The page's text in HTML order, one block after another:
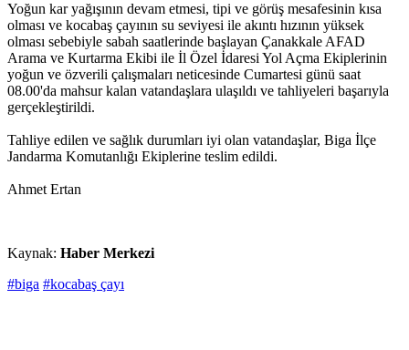
Yoğun kar yağışının devam etmesi, tipi ve görüş mesafesinin kısa
olması ve kocabaş çayının su seviyesi ile akıntı hızının yüksek
olması sebebiyle sabah saatlerinde başlayan Çanakkale AFAD
Arama ve Kurtarma Ekibi ile İl Özel İdaresi Yol Açma Ekiplerinin
yoğun ve özverili çalışmaları neticesinde Cumartesi günü saat
08.00'da mahsur kalan vatandaşlara ulaşıldı ve tahliyeleri başarıyla
gerçekleştirildi.
Tahliye edilen ve sağlık durumları iyi olan vatandaşlar, Biga İlçe
Jandarma Komutanlığı Ekiplerine teslim edildi.
Ahmet Ertan
Kaynak: Haber Merkezi
#biga #kocabaş çayı